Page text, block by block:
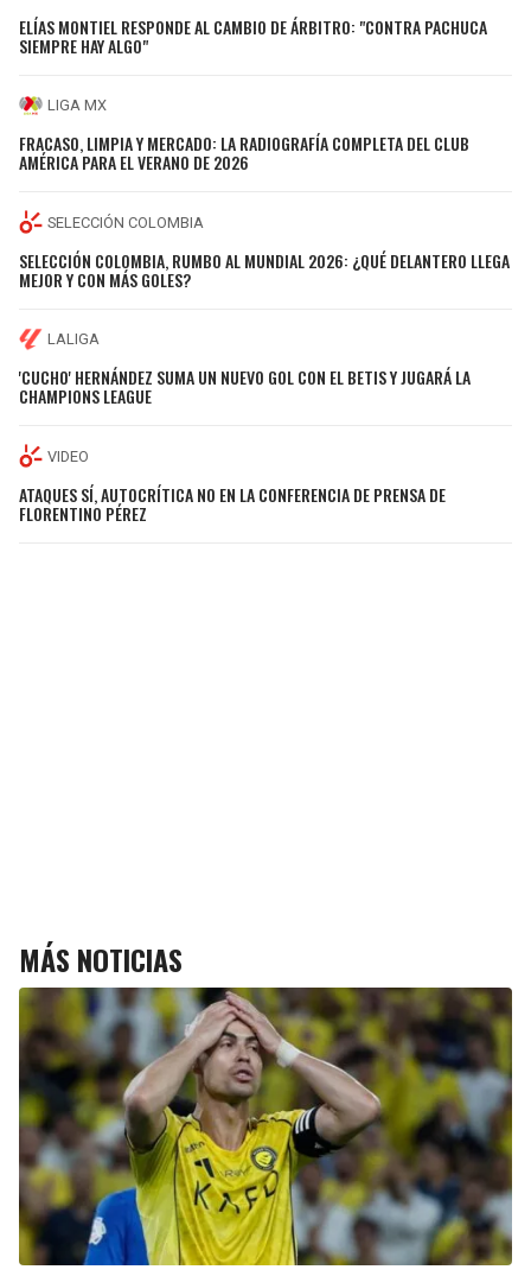
ELÍAS MONTIEL RESPONDE AL CAMBIO DE ÁRBITRO: "CONTRA PACHUCA
SIEMPRE HAY ALGO"
LIGA MX
FRACASO, LIMPIA Y MERCADO: LA RADIOGRAFÍA COMPLETA DEL CLUB
AMÉRICA PARA EL VERANO DE 2026
SELECCIÓN COLOMBIA
SELECCIÓN COLOMBIA, RUMBO AL MUNDIAL 2026: ¿QUÉ DELANTERO LLEGA
MEJOR Y CON MÁS GOLES?
LALIGA
'CUCHO' HERNÁNDEZ SUMA UN NUEVO GOL CON EL BETIS Y JUGARÁ LA
CHAMPIONS LEAGUE
VIDEO
ATAQUES SÍ, AUTOCRÍTICA NO EN LA CONFERENCIA DE PRENSA DE
FLORENTINO PÉREZ
MÁS NOTICIAS